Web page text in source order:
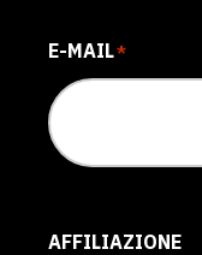
E-MAIL*
AFFILIAZIONE